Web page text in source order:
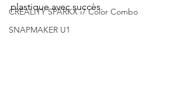
CREALITY SPARKX i7 Color Combo
SNAPMAKER U1
plastique avec succès.